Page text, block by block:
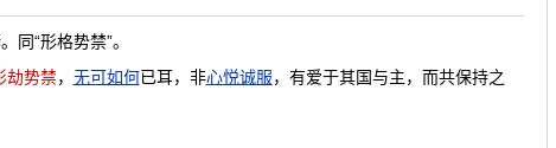
同“形格势禁”。
劫势禁， 无可如何已耳，非心悦诚服，有爱于其国与主，而共保持之